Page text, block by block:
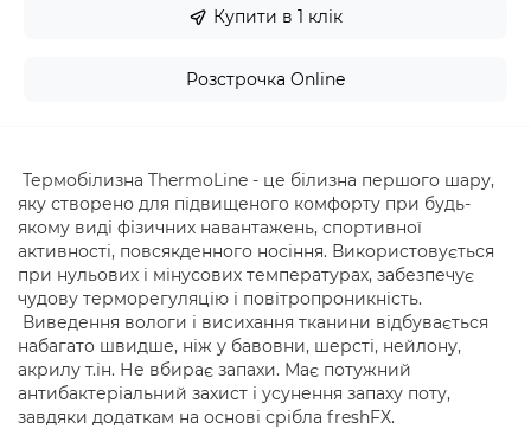
Купити в 1 клік
Розстрочка Online
Термобілизна ThermoLine - це білизна першого шару,
яку створено для підвищеного комфорту при будь-
якому виді фізичних навантажень, спортивної
активності, повсякденного носіння. Використовується
при нульових і мінусових температурах, забезпечує
чудову терморегуляцію і повітропроникність.
Виведення вологи і висихання тканини відбувається
набагато швидше, ніж у бавовни, шерсті, нейлону,
акрилу т.ін. Не вбирає запахи. Має потужний
антибактеріальний захист і усунення запаху поту,
завдяки додаткам на основі срібла freshFX.